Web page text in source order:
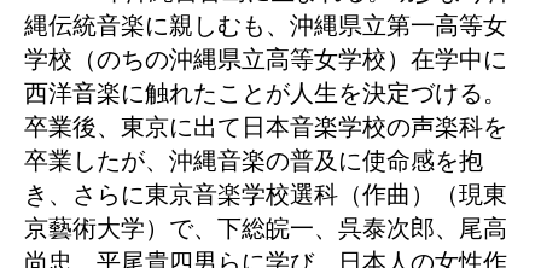
縄伝統音楽に親しむも、沖縄県立第一高等女
学校（のちの沖縄県立高等女学校）在学中に
西洋音楽に触れたことが人生を決定づける。
卒業後、東京に出て日本音楽学校の声楽科を
卒業したが、沖縄音楽の普及に使命感を抱
き、さらに東京音楽学校選科（作曲）（現東
京藝術大学）で、下総皖一、呉泰次郎、尾高
尚忠、平尾貴四男らに学び、日本人の女性作